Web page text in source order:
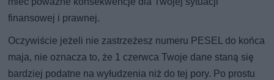
finansowej i prawnej.
Oczywiście jeżeli nie zastrzeżesz numeru PESEL do końca
maja, nie oznacza to, że 1 czerwca Twoje dane staną się
bardziej podatne na wyłudzenia niż do tej pory. Po prostu